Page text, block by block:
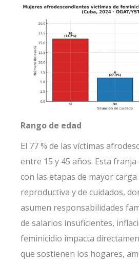
Rango de edad
El 77 % de las víctimas
entre 15 y 45 años. Esta
con las etapas de mayor carga
reproductiva yde cuidados,
asumen responsabilidades
de salarios insuficientes,
feminicidio impacta
que sostienen los hogares,